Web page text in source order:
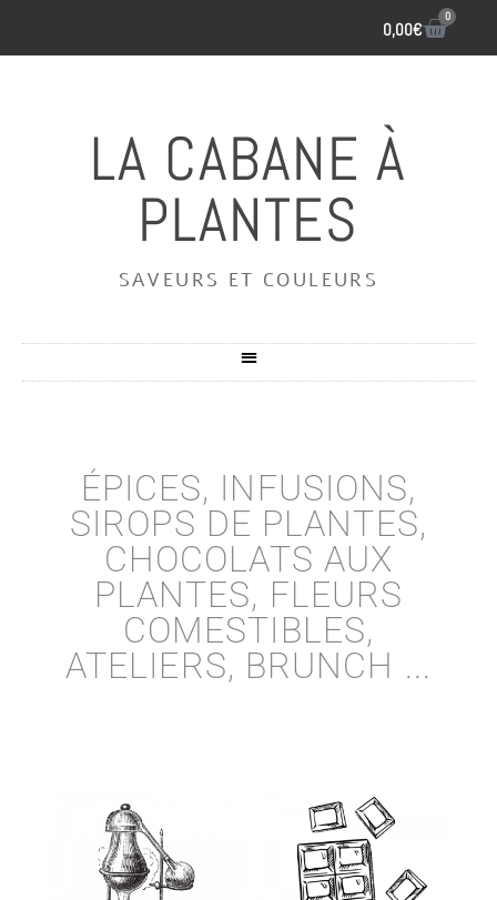
0,00€
0
LA CABANE À
PLANTES
SAVEURS ET COULEURS
ÉPICES, INFUSIONS,
SIROPS DE PLANTES,
CHOCOLATS AUX
PLANTES, FLEURS
COMESTIBLES,
ATELIERS, BRUNCH ...